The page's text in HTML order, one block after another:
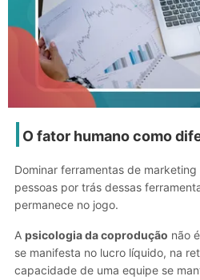
O fator humano como
Dominar ferramentas de
pessoas por trás dessas
permanece no jogo.
A psicologia da coprodução não
se manifesta no lucro líquido, na
capacidade de uma equipe se